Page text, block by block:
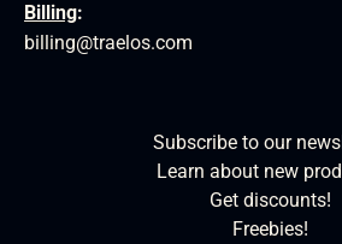
Billing:
billing@traelos.com
Subscribe to our
Learn about new
Get discounts!
Freebies!